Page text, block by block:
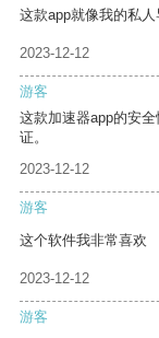
这款app就像我的私人
2023-12-12
游客
这款加速器app的安
证。
2023-12-12
游客
这个软件我非常喜欢
2023-12-12
游客